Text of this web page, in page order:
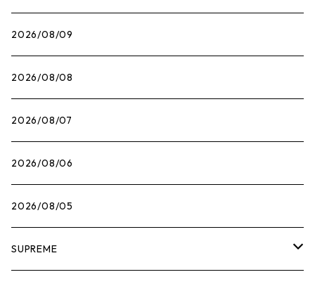
2026/08/09
2026/08/08
2026/08/07
2026/08/06
2026/08/05
SUPREME